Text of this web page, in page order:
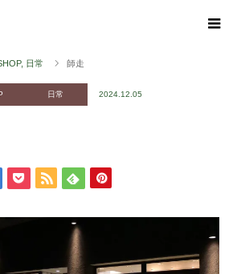
, 日常 師走
日常 2024.12.05